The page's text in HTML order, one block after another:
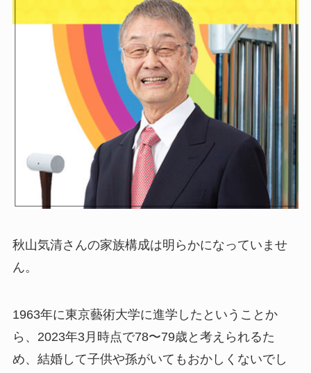
秋山気清さんの家族構成は明らかになっていませ
ん。
1963年に東京藝術大学に進学したということか
ら、2023年3月時点で78〜79歳と考えられるた
め、結婚して子供や孫がいてもおかしくないでし